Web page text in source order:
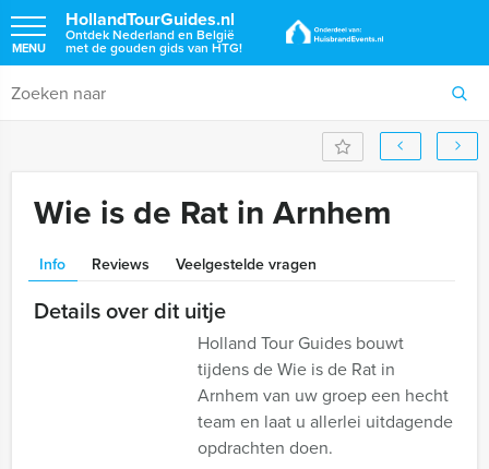
HollandTourGuides.nl
Ontdek Nederland en België
met de gouden gids van HTG!
MENU
Wie is de Rat in Arnhem
Info Reviews Veelgestelde vragen
Details over dit uitje
Holland Tour Guides bouwt
tijdens de Wie is de Rat in
Arnhem van uw groep een hecht
team en laat u allerlei uitdagende
opdrachten doen.